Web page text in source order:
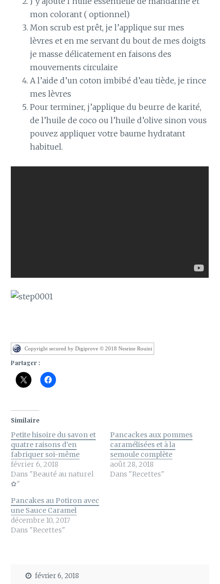
mon colorant ( optionnel)
Mon scrub est prêt, je l’applique sur mes
lèvres et en me servant du bout de mes doigts
je masse délicatement en faisons des
mouvements circulaire
A l’aide d’un coton imbibé d’eau tiède, je rince
mes lèvres
Pour terminer, j’applique du beurre de karité,
de l’huile de coco ou l’huile d’olive sinon vous
pouvez appliquer votre baume hydratant
habituel.
Copyright secured by Digiprove © 2018 Nesrine Rouini
Partager :
Similaire
Petite hisoire du savon et
quatre raisons d’en
fabriquer soi-même
février 6, 2018
Dans "Beauté au naturel
✿"
Pancackes aux pommes
caramélisées et à la
semoule complète
août 28, 2018
Dans "Recettes"
Pancakes au Potiron avec
une Sauce Caramel
décembre 10, 2017
Dans "Recettes"
février 6, 2018